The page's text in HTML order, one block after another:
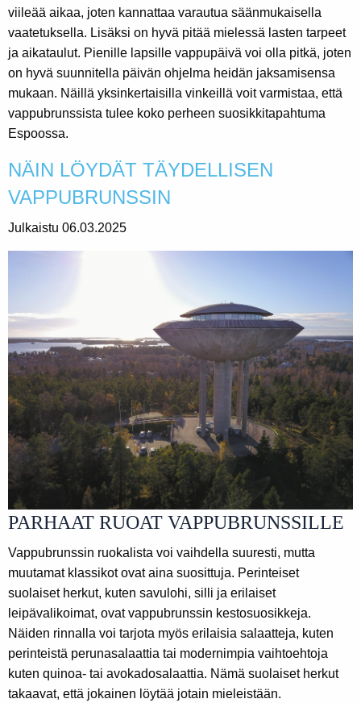
viileää aikaa, joten kannattaa varautua säänmukaisella
vaatetuksella. Lisäksi on hyvä pitää mielessä lasten tarpeet
ja aikataulut. Pienille lapsille vappupäivä voi olla pitkä, joten
on hyvä suunnitella päivän ohjelma heidän jaksamisensa
mukaan. Näillä yksinkertaisilla vinkeillä voit varmistaa, että
vappubrunssista tulee koko perheen suosikkitapahtuma
Espoossa.
NÄIN LÖYDÄT TÄYDELLISEN
VAPPUBRUNSSIN
Julkaistu 06.03.2025
PARHAAT RUOAT VAPPUBRUNSSILLE
Vappubrunssin ruokalista voi vaihdella suuresti, mutta
muutamat klassikot ovat aina suosittuja. Perinteiset
suolaiset herkut, kuten savulohi, silli ja erilaiset
leipävalikoimat, ovat vappubrunssin kestosuosikkeja.
Näiden rinnalla voi tarjota myös erilaisia salaatteja, kuten
perinteistä perunasalaattia tai modernimpia vaihtoehtoja
kuten quinoa- tai avokadosalaattia. Nämä suolaiset herkut
takaavat, että jokainen löytää jotain mieleistään.